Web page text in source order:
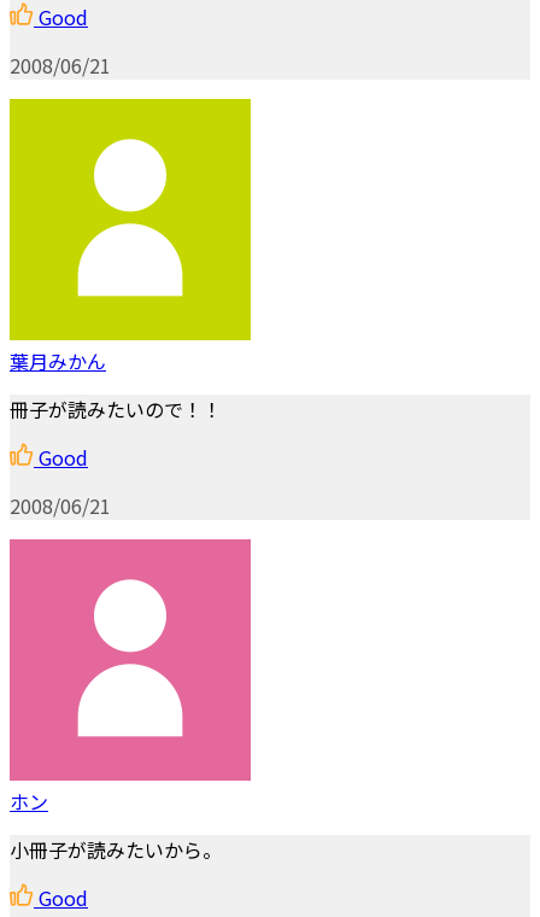
Good
2008/06/21
葉月みかん
冊子が読みたいので！！
Good
2008/06/21
ホン
小冊子が読みたいから。
Good